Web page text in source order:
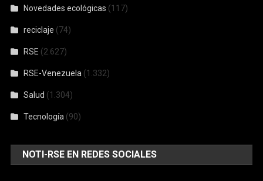
Novedades ecológicas (117)
reciclaje (74)
RSE (2.627)
RSE-Venezuela (1.332)
Salud (1.304)
Tecnología (90)
NOTI-RSE EN REDES SOCIALES